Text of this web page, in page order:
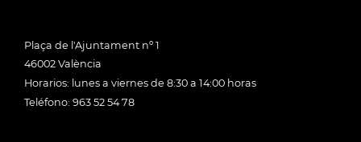
Plaça de l'Ajuntament nº 1
46002 València
Horarios: lunes a viernes de 8:30 a 14:00 horas
Teléfono: 963 52 54 78